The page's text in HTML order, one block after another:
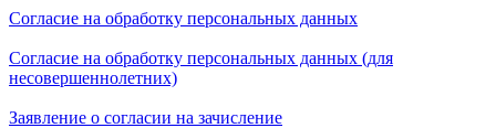
Согласие на обработку персональных данных
Согласие на обработку персональных данных (для
несовершеннолетних)
Заявление о согласии на зачисление